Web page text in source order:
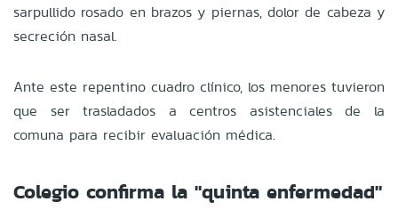
sarpullido rosado en brazos y piernas, dolor de cabeza y
secreción nasal.
Ante este repentino cuadro clínico, los menores tuvieron
que ser trasladados a centros asistenciales de la
comuna para recibir evaluación médica.
Colegio confirma la "quinta enfermedad"